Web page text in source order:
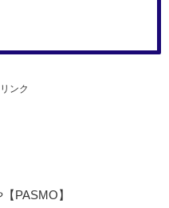
ンク
PASMO】